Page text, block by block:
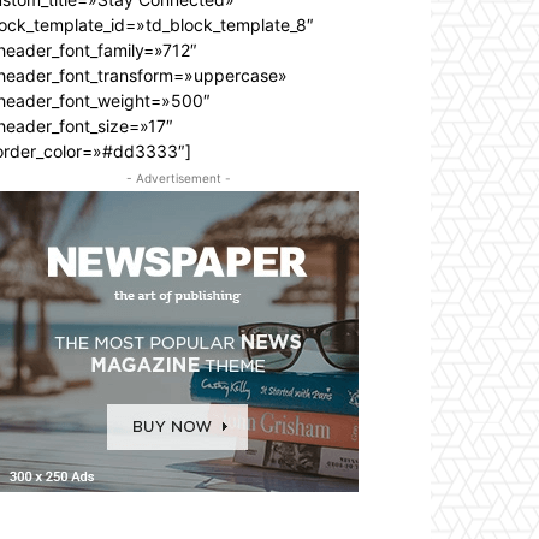
- Advertisement -